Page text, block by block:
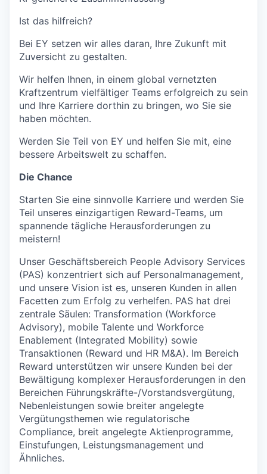
Ist das hilfreich?
Bei EY setzen wir alles daran, Ihre Zukunft mit
Zuversicht zu gestalten.
Wir helfen Ihnen, in einem global vernetzten
Kraftzentrum vielfältiger Teams erfolgreich zu sein
und Ihre Karriere dorthin zu bringen, wo Sie sie
haben möchten.
Werden Sie Teil von EY und helfen Sie mit, eine
bessere Arbeitswelt zu schaffen.
Die Chance
Starten Sie eine sinnvolle Karriere und werden Sie
Teil unseres einzigartigen Reward-Teams, um
spannende tägliche Herausforderungen zu
meistern!
Unser Geschäftsbereich People Advisory Services
(PAS) konzentriert sich auf Personalmanagement,
und unsere Vision ist es, unseren Kunden in allen
Facetten zum Erfolg zu verhelfen. PAS hat drei
zentrale Säulen: Transformation (Workforce
Advisory), mobile Talente und Workforce
Enablement (Integrated Mobility) sowie
Transaktionen (Reward und HR M&A). Im Bereich
Reward unterstützen wir unsere Kunden bei der
Bewältigung komplexer Herausforderungen in den
Bereichen Führungskräfte-/Vorstandsvergütung,
Nebenleistungen sowie breiter angelegte
Vergütungsthemen wie regulatorische
Compliance, breit angelegte Aktienprogramme,
Einstufungen, Leistungsmanagement und
Ähnliches.